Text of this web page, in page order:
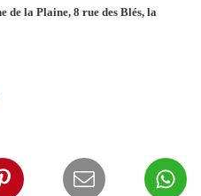
de la Plaine, 8 rue des Blés, la